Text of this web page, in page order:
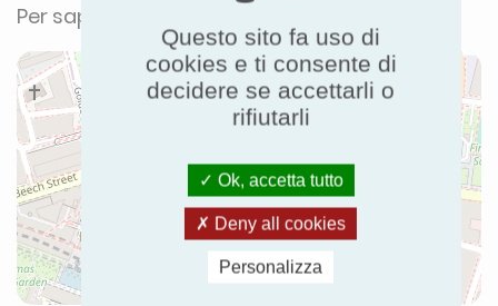
Per saperne di più:
Questo sito fa uso di
cookies e ti consente di
decidere se accettarli o
rifiutarli
Ok, accetta tutto
Deny all cookies
Personalizza